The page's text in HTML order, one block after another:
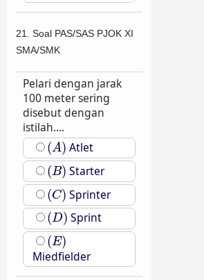
21. Soal PAS/SAS PJOK XI
SMA/SMK
Pelari dengan jarak
100 meter sering
disebut dengan
istilah....
(A)
(A) Atlet
(B)
(B) Starter
(C)
(C) Sprinter
(D)
(D) Sprint
(E)
(E)
Miedfielder